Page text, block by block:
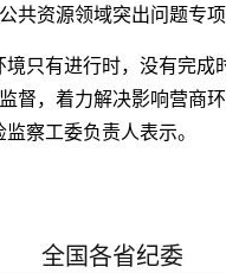
共资源领域突出问题专
境只有进行时，没有完成
督，着力解决影响营商
察工委负责人表示。
全国各省纪委